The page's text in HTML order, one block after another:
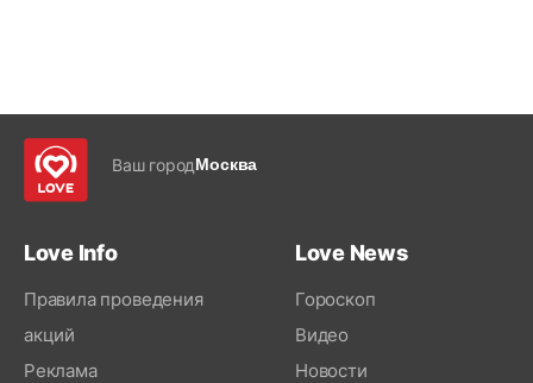
Ваш городМосква
Love Info
Правила проведения
акций
Реклама
Love News
Гороскоп
Видео
Новости